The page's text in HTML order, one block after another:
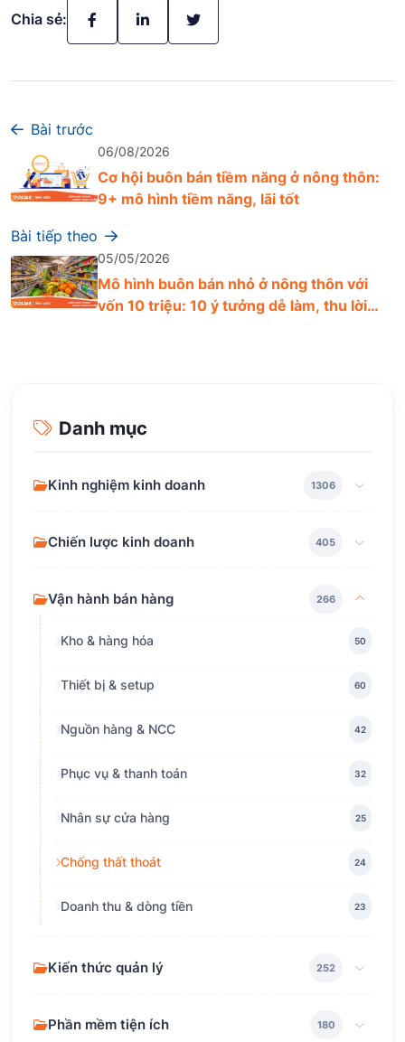
Chia sẻ:
Bài trước
06/08/2026
Cơ hội buôn bán tiềm năng ở nông thôn:
9+ mô hình tiềm năng, lãi tốt
Bài tiếp theo
05/05/2026
Mô hình buôn bán nhỏ ở nông thôn với
vốn 10 triệu: 10 ý tưởng dễ làm, thu lời
Danh mục
Kinh nghiệm kinh doanh 1306
Chiến lược kinh doanh 405
Vận hành bán hàng 266
Kho & hàng hóa 50
Thiết bị & setup 60
Nguồn hàng & NCC 42
Phục vụ & thanh toán 32
Nhân sự cửa hàng 25
Chống thất thoát 24
Doanh thu & dòng tiền 23
Kiến thức quản lý 252
Phần mềm tiện ích 180